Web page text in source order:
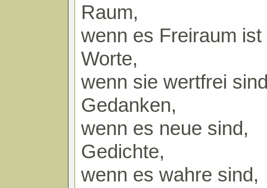
Raum,
wenn es Freiraum ist
Worte,
wenn sie wertfrei
Gedanken,
wenn es neue sind,
Gedichte,
wenn es wahre sind,